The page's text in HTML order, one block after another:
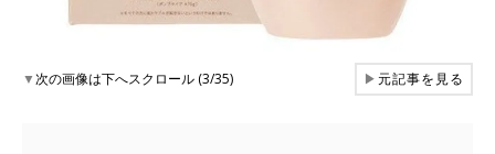
▼次の画像は下へスクロール (3/35) ▶元記事を見る